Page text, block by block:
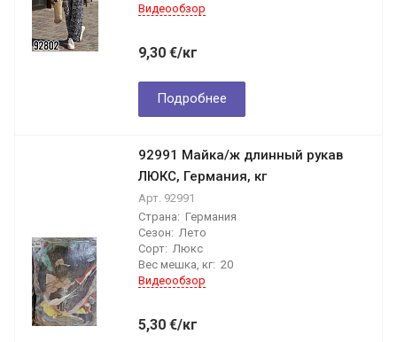
Видеообзор
9,30 €/кг
Подробнее
92991 Майка/ж длинный рукав
ЛЮКС, Германия, кг
Арт. 92991
Страна: Германия
Сезон: Лето
Сорт: Люкс
Вес мешка, кг: 20
Видеообзор
5,30 €/кг